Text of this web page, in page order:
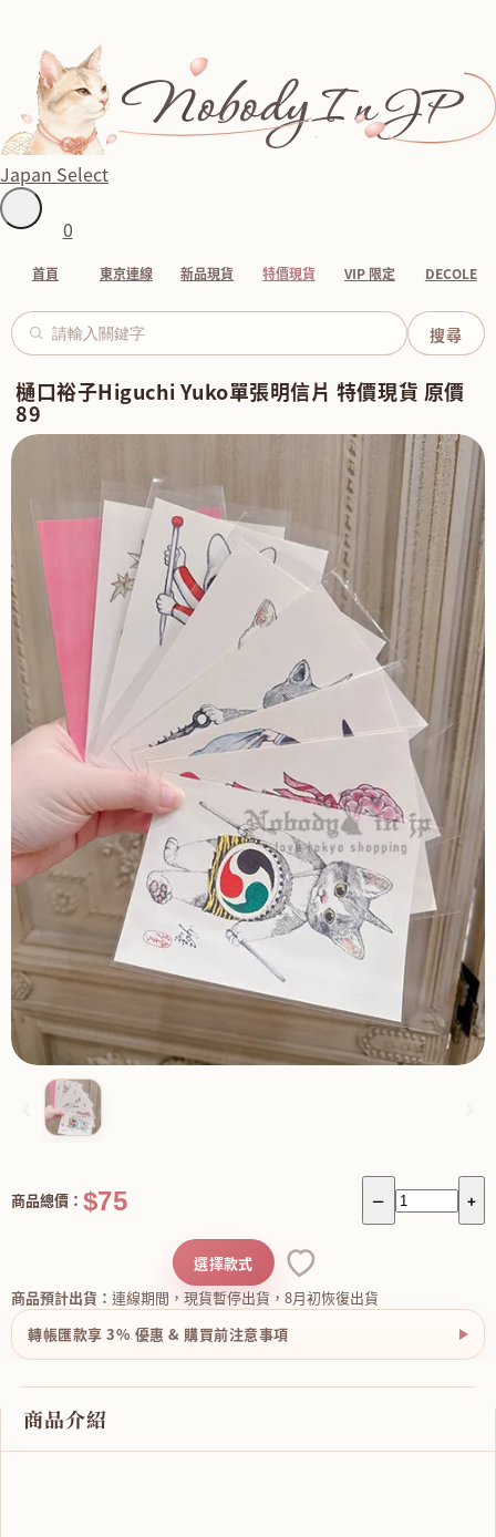
Japan Select
0
首頁 東京連線 新品現貨 特價現貨 VIP 限定 DECOLE
樋口裕子Higuchi Yuko單張明信片 特價現貨 原價
89
－ +
商品總價： $75
商品預計出貨： 連線期間，現貨暫停出貨，8月初恢復出貨
選擇款式
轉帳匯款享 3% 優惠 & 購買前注意事項
商品介紹